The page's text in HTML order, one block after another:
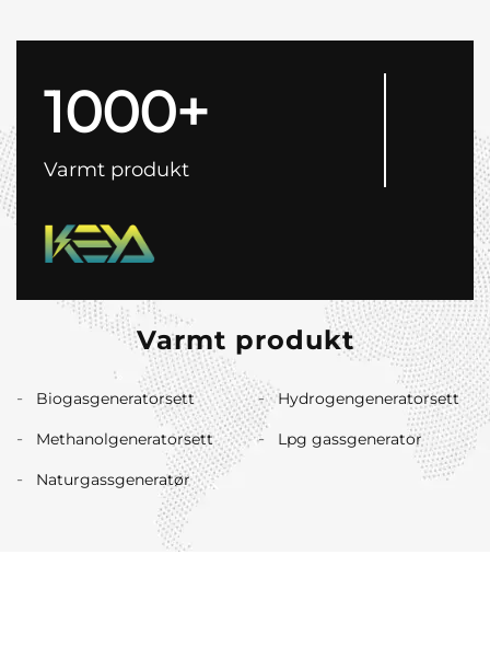
1000+
Varmt produkt
Varmt produkt
Biogasgeneratorsett Hydrogengeneratorsett
Methanolgeneratorsett Lpg gassgenerator
Naturgassgeneratør